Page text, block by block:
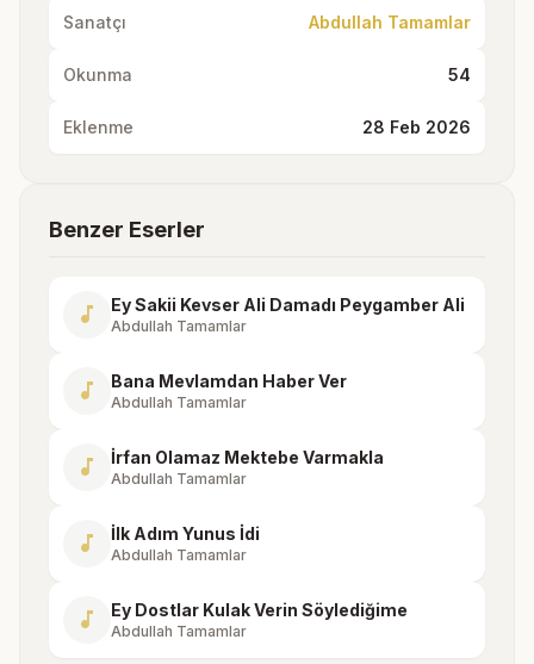
Sanatçı Abdullah Tamamlar
Okunma 54
Eklenme 28 Feb 2026
Benzer Eserler
music_note Ey Sakii Kevser Ali Damadı Peygamber Ali
Abdullah Tamamlar
music_note Bana Mevlamdan Haber Ver
Abdullah Tamamlar
music_note İrfan Olamaz Mektebe Varmakla
Abdullah Tamamlar
music_note İlk Adım Yunus İdi
Abdullah Tamamlar
music_note Ey Dostlar Kulak Verin Söylediğime
Abdullah Tamamlar